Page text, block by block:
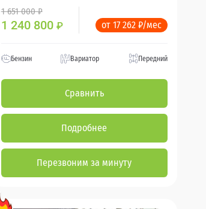
1 651 000 ₽
1 240 800 ₽ от 17 262 ₽/мес
Бензин Вариатор Передний
Сравнить
Подробнее
Перезвоним за минуту